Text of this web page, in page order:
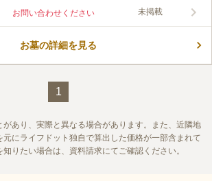
お問い合わせください 未掲載
お墓の詳細を見る
1
があり、実際と異なる場合があります。また、近隣地
にライフドット独自で算出した価格が一部含まれて
りたい場合は、資料請求にてご確認ください。